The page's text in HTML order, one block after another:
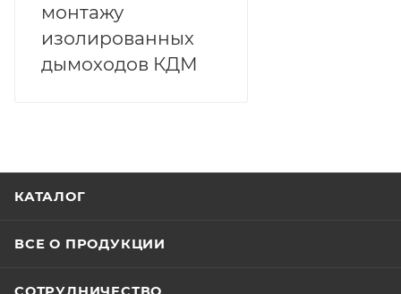
монтажу
изолированных
дымоходов КДМ
КАТАЛОГ
ВСЕ О ПРОДУКЦИИ